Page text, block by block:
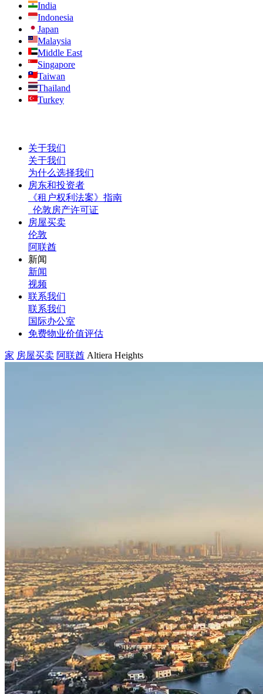
India
Indonesia
Japan
Malaysia
Middle East
Singapore
Taiwan
Thailand
Turkey
关于我们
关于我们
为什么选择我们
房东和投资者
《租户权利法案》指南
伦敦房产许可证
房屋买卖
伦敦
阿联酋
新闻
新闻
视频
联系我们
联系我们
国际办公室
免费物业价值评估
家 房屋买卖 阿联酋 Altiera Heights